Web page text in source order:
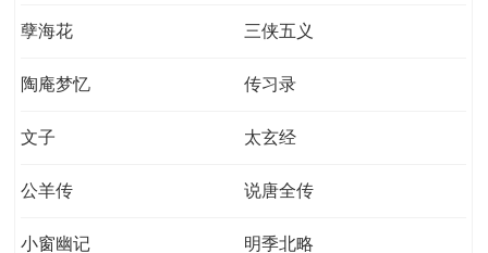
孽海花 三侠五义
陶庵梦忆 传习录
文子 太玄经
公羊传 说唐全传
小窗幽记 明季北略